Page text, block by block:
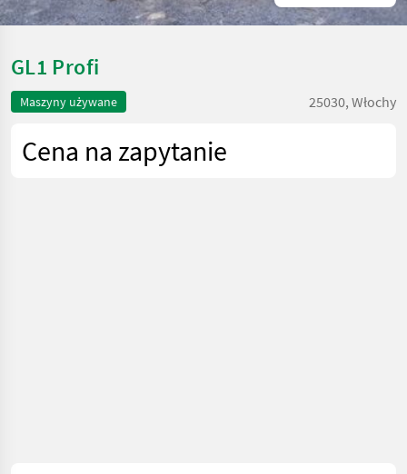
GL1 Profi
Maszyny używane 25030, Włochy
Cena na zapytanie